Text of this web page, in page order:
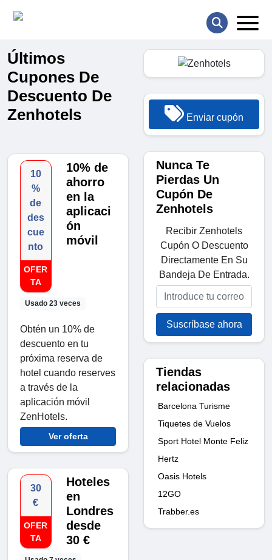
Últimos
Cupones De
Descuento De
Zenhotels
10
%
de
des
cue
nto
OFER
TA
Usado 23 veces
10% de
ahorro
en la
aplicaci
ón
móvil
Obtén un 10% de
descuento en tu
próxima reserva de
hotel cuando reserves
a través de la
aplicación móvil
ZenHotels.
Ver oferta
30
€
OFER
TA
Hoteles
en
Londres
desde
30 €
Enviar cupón
Nunca Te
Pierdas Un
Cupón De
Zenhotels
Recibir Zenhotels
Cupón O Descuento
Directamente En Su
Bandeja De Entrada.
Suscríbase ahora
Tiendas
relacionadas
Barcelona Turisme
Tiquetes de Vuelos
Sport Hotel Monte Feliz
Hertz
Oasis Hotels
12GO
Trabber.es